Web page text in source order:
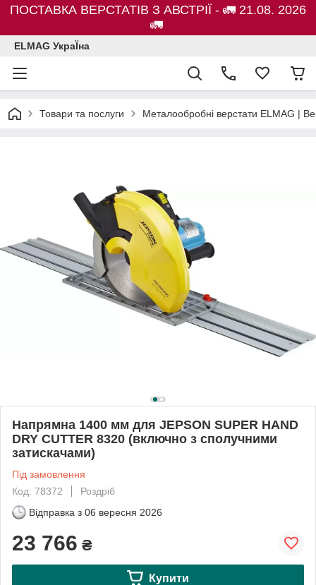
ПОСТАВКА ВЕРСТАТІВ З АВСТРІЇ - 🚛 21.08. 2026
🚛
ELMAG УкраЇна
Товари та послуги Металообробні верстати ELMAG |
Напрямна 1400 мм для JEPSON SUPER HAND
DRY CUTTER 8320 (включно з сполучними
затискачами)
Під замовлення
Код: 78372
Роздріб
Відправка з 06 вересня 2026
23 766 ₴
Купити